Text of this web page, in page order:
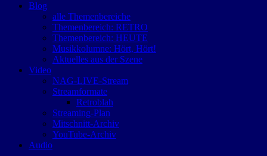
Blog
alle Themenbereiche
Themenbereich: RETRO
Themenbereich: HEUTE
Musikkolumne: Hört, Hört!
Aktuelles aus der Szene
Video
NAG-LIVE-Stream
Streamformate
Retroblah
Streaming-Plan
Mitschnitt-Archiv
YouTube-Archiv
Audio